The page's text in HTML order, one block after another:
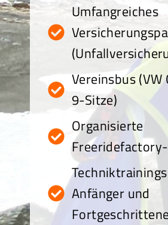
Umfangreiches
Vereinsbus (VW
9-Sitze)
Organisierte
Anfänger und